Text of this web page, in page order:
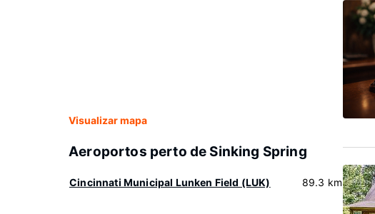
Visualizar mapa
Aeroportos perto de Sinking Spring
Cincinnati Municipal Lunken Field (LUK) 89.3 km